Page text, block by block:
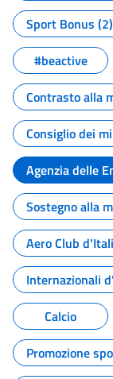
Sport Bonus (2)
#beactive
Contrasto alla
Consiglio dei
Agenzia delle
Sostegno alla
Aero Club
Internazionali
Calcio
Promozione